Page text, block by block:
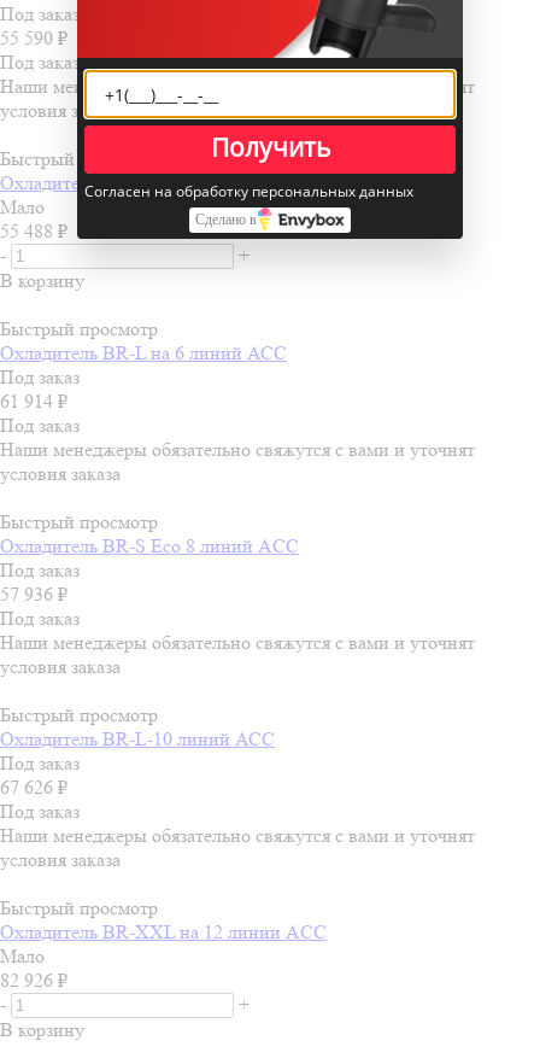
Под заказ
55 590 ₽
Под заказ
Наши менеджеры обязательно свяжутся с вами и уточнят
условия заказа
Быстрый просмотр
Охладитель BR-S Есо 6 линий ACC
Мало
55 488 ₽
-
+
В корзину
Быстрый просмотр
Охладитель BR-L на 6 линий АСС
Под заказ
61 914 ₽
Под заказ
Наши менеджеры обязательно свяжутся с вами и уточнят
условия заказа
Быстрый просмотр
Охладитель BR-S Есо 8 линий ACC
Под заказ
57 936 ₽
Под заказ
Наши менеджеры обязательно свяжутся с вами и уточнят
условия заказа
Быстрый просмотр
Охладитель BR-L-10 линий АСС
Под заказ
67 626 ₽
Под заказ
Наши менеджеры обязательно свяжутся с вами и уточнят
условия заказа
Быстрый просмотр
Охладитель BR-ХХL на 12 линии ACC
Мало
82 926 ₽
-
+
В корзину
Получить
Согласен на обработку персональных данных
Сделано в